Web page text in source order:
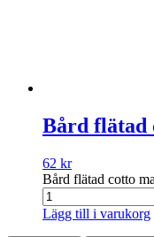
Bård flätad
62 kr
Bård flätad cotto
Lägg till i varukorg